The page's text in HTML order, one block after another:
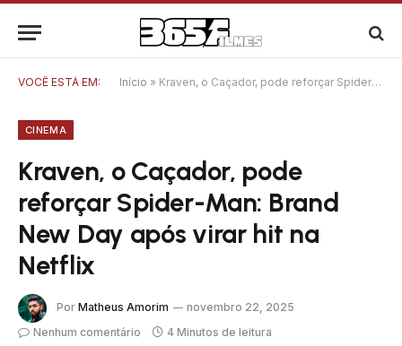
VOCÊ ESTÁ EM: Início » Kraven, o Caçador, pode reforçar Spider-Man: Brand New Day após virar hit na Netflix
CINEMA
Kraven, o Caçador, pode
reforçar Spider-Man: Brand
New Day após virar hit na
Netflix
Por Matheus Amorim
novembro 22, 2025
Nenhum comentário
4 Minutos de leitura